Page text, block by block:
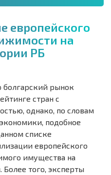
е европейского
жимости на
ории РБ
болгарский рынок
стран с
однако, по словам
подобное
списке
европейского
имущества на
того, эксперты